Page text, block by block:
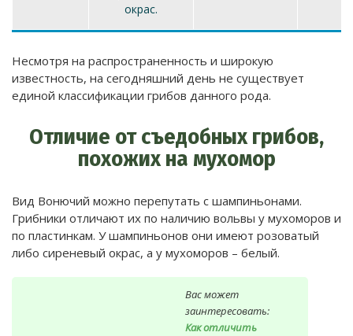
окрас.
Несмотря на распространенность и широкую
известность, на сегодняшний день не существует
единой классификации грибов данного рода.
Отличие от съедобных грибов,
похожих на мухомор
Вид Вонючий можно перепутать с шампиньонами.
Грибники отличают их по наличию вольвы у мухоморов и
по пластинкам. У шампиньонов они имеют розоватый
либо сиреневый окрас, а у мухоморов – белый.
Вас может
заинтересовать:
Как отличить